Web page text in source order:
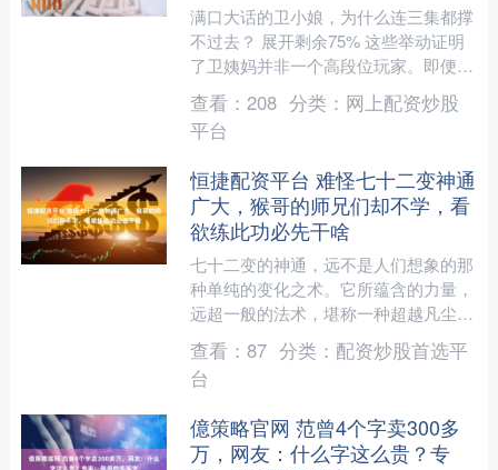
满口大话的卫小娘，为什么连三集都撑
不过去？ 展开剩余75% 这些举动证明
了卫姨妈并非一个高段位玩家。即便盛
家充满了复杂的权力斗争，她也无法做
到毫无波澜、冷静自若....
查看： 208 分类： 网上配资炒股
平台
恒捷配资平台 难怪七十二变神通
广大，猴哥的师兄们却不学，看
欲练此功必先干啥
七十二变的神通，远不是人们想象的那
种单纯的变化之术。它所蕴含的力量，
远超一般的法术，堪称一种超越凡尘的
能力。我们都知道，菩提祖师只传授给
孙悟空三大本领，除了七十....
查看： 87 分类： 配资炒股首选平
台
億策略官网 范曾4个字卖300多
万，网友：什么字这么贵？专